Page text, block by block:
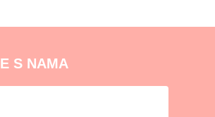
važnih detalja.
S NAMA